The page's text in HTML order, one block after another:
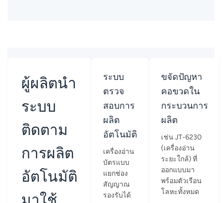
ผู้ผลิตนำ
ระบบ
ติดตาม
การผลิต
อัตโนมัติ
ระบบ
ตรวจ
สอบการ
ผลิต
อัตโนมัติ
เครื่องอ่าน
บัตรแบบ
แยกช่อง
สัญญาณ
รองรับได้
ขจัดปัญหา
คอขวดใน
กระบวนการ
ผลิต
เช่น JT-6230
(เครื่องอ่าน
ระยะใกล้) ที่
ออกแบบมา
พร้อมตัวเรือน
โลหะทั้งหมด